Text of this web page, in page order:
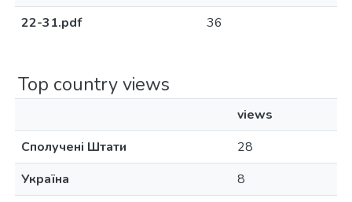
22-31.pdf
36
Top country views
views
Сполучені Штати
28
Україна
8